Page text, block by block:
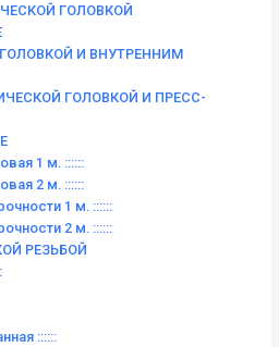
ГОЛОВКОЙ
И ВНУТРЕННИМ
ГОЛОВКОЙ И ПРЕСС-
1 м. ::::::
2 м. ::::::
1 м. ::::::
2 м. ::::::
РЕЗЬБОЙ
::::::